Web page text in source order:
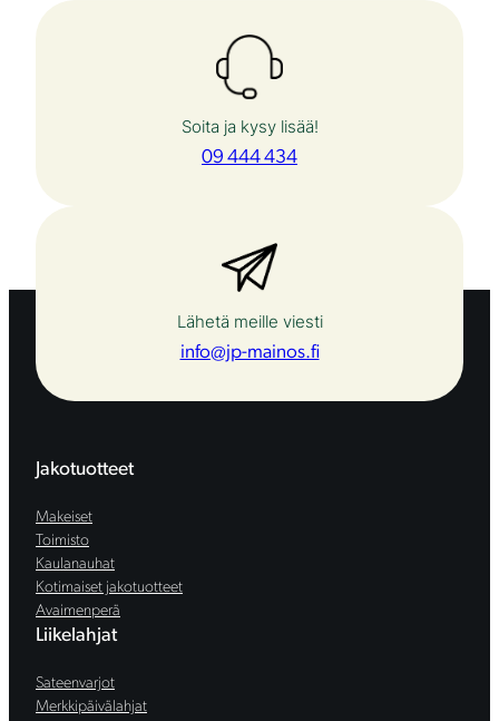
Soita ja kysy lisää!
09 444 434
Lähetä meille viesti
info@jp-mainos.fi
Jakotuotteet
Makeiset
Toimisto
Kaulanauhat
Kotimaiset jakotuotteet
Avaimenperä
Liikelahjat
Sateenvarjot
Merkkipäivälahjat